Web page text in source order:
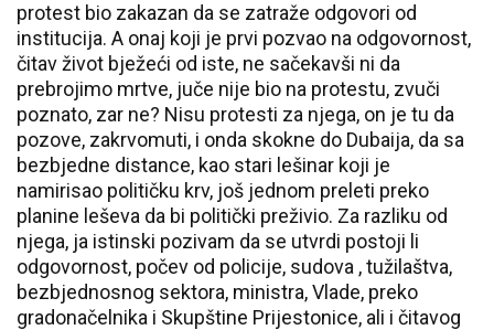
protest bio zakazan da se zatraže odgovori od
institucija. A onaj koji je prvi pozvao na odgovornost,
čitav život bježeći od iste, ne sačekavši ni da
prebrojimo mrtve, juče nije bio na protestu, zvuči
poznato, zar ne? Nisu protesti za njega, on je tu da
pozove, zakrvomuti, i onda skokne do Dubaija, da sa
bezbjedne distance, kao stari lešinar koji je
namirisao političku krv, još jednom preleti preko
planine leševa da bi politički preživio. Za razliku od
njega, ja istinski pozivam da se utvrdi postoji li
odgovornost, počev od policije, sudova , tužilaštva,
bezbjednosnog sektora, ministra, Vlade, preko
gradonačelnika i Skupštine Prijestonice, ali i čitavog